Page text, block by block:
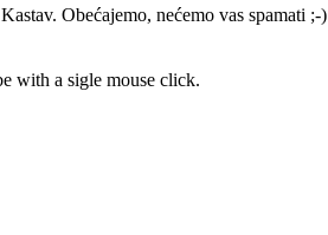
Obećajemo, nećemo vas spamati ;-)
with a sigle mouse click.